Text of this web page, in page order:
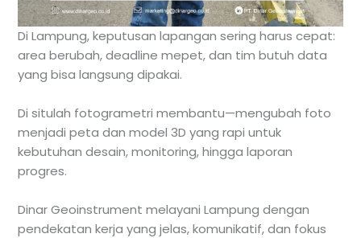
Di Lampung, keputusan lapangan sering harus cepat:
area berubah, deadline mepet, dan tim butuh data
yang bisa langsung dipakai.
Di situlah fotogrametri membantu—mengubah foto
menjadi peta dan model 3D yang rapi untuk
kebutuhan desain, monitoring, hingga laporan
progres.
Dinar Geoinstrument melayani Lampung dengan
pendekatan kerja yang jelas, komunikatif, dan fokus